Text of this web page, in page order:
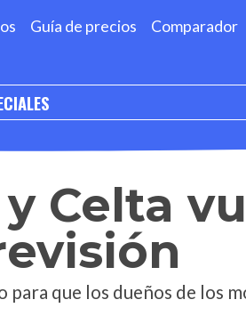
Guía de precios Comparador
Celta
que los dueños de los